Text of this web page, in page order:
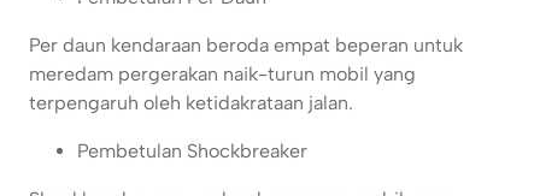
Per daun kendaraan beroda empat beperan untuk
meredam pergerakan naik-turun mobil yang
terpengaruh oleh ketidakrataan jalan.
Pembetulan Shockbreaker